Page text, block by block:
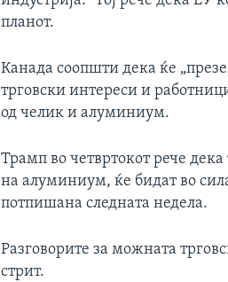
планот.
Канада соопшти дека ќе
трговски интереси и
од челик и алуминиум.
Трамп во четвртокот рече дека
на алуминиум, ќе бидат во
потпишана следната недела.
Разговорите за можната
стрит.